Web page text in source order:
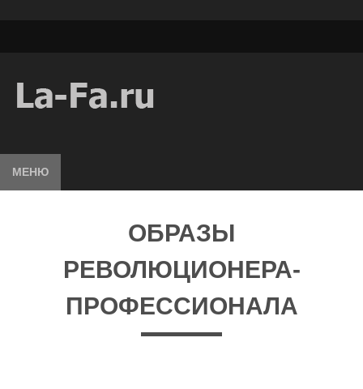
МЕНЮ
ОБРАЗЫ
РЕВОЛЮЦИОНЕРА-
ПРОФЕССИОНАЛА